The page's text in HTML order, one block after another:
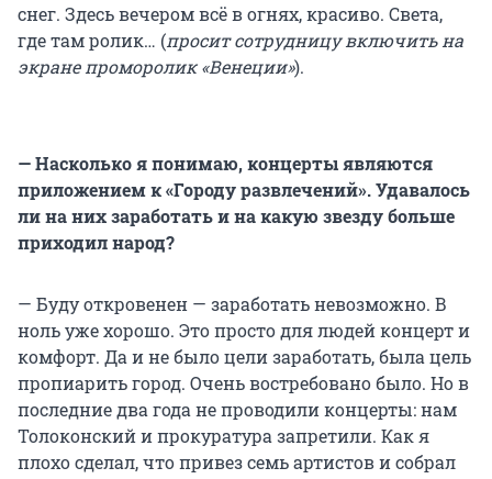
снег. Здесь вечером всё в огнях, красиво. Света,
где там ролик… (просит сотрудницу включить на
экране проморолик «Венеции»).
— Насколько я понимаю, концерты являются
приложением к «Городу развлечений». Удавалось
ли на них заработать и на какую звезду больше
приходил народ?
— Буду откровенен — заработать невозможно. В
ноль уже хорошо. Это просто для людей концерт и
комфорт. Да и не было цели заработать, была цель
пропиарить город. Очень востребовано было. Но в
последние два года не проводили концерты: нам
Толоконский и прокуратура запретили. Как я
плохо сделал, что привез семь артистов и собрал